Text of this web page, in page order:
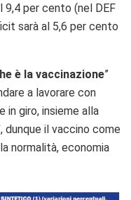
per cento (nel DEF
sarà al 5,6 per cento
è la vaccinazione”
a lavorare con
in giro, insieme alla
dunque il vaccino come
normalità, economia